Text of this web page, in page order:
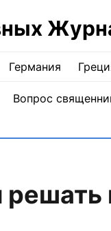
Германия
Вопрос